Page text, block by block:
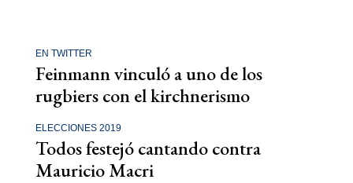
EN TWITTER
Feinmann vinculó a uno de los
rugbiers con el kirchnerismo
ELECCIONES 2019
Todos festejó cantando contra
Mauricio Macri